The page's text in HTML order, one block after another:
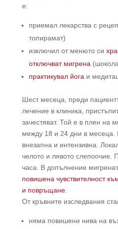
е:
приемал лекарства с
топирамат)
изключил от менюто си
отключват мигрена
практикувал йогаи
Шест месеца, преди
лечение в клиника,
зачестяват. Той е в плен на
между 18 и 24 дни в месеца.
внезапна и интензивна.
челото и лявото слепоочие.
часа. В допълнение
повишена чувствителност
и повръщане.
От кръвните изследвания
няма повишени нива на